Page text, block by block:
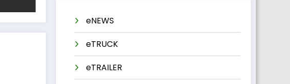
eNEWS
eTRUCK
eTRAILER